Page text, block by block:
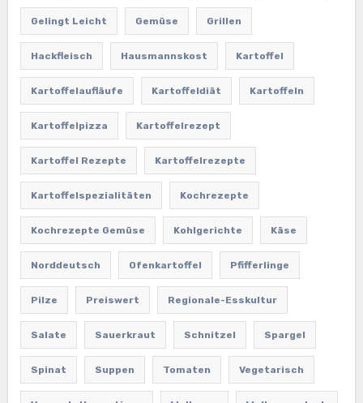
Gelingt Leicht Gemüse Grillen
Hackfleisch Hausmannskost Kartoffel
Kartoffelaufläufe Kartoffeldiät Kartoffeln
Kartoffelpizza Kartoffelrezept
Kartoffel Rezepte Kartoffelrezepte
Kartoffelspezialitäten Kochrezepte
Kochrezepte Gemüse Kohlgerichte Käse
Norddeutsch Ofenkartoffel Pfifferlinge
Pilze Preiswert Regionale-Esskultur
Salate Sauerkraut Schnitzel Spargel
Spinat Suppen Tomaten Vegetarisch